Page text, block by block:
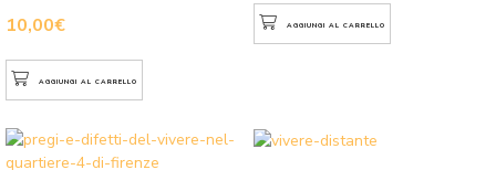
10,00€
AGGIUNGI AL CARRELLO
AGGIUNGI AL CARRELLO